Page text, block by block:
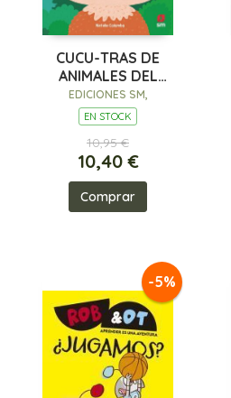
CUCU-TRAS DE
ANIMALES DEL
BOSQUE
EDICIONES SM,
EN STOCK
10,95 €
10,40 €
Comprar
-5%